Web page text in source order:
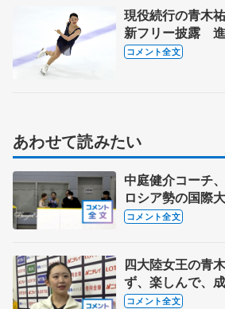
現役続行の青木
新フリー披露
中庭コーチの言
コメント全文
あわせて読みたい
中庭健介コーチ
ロシア勢の国際
る？ 中井亜美
コメント全文
四大陸女王の青
ず、楽しんで、
ィングのブラッ
コメント全文